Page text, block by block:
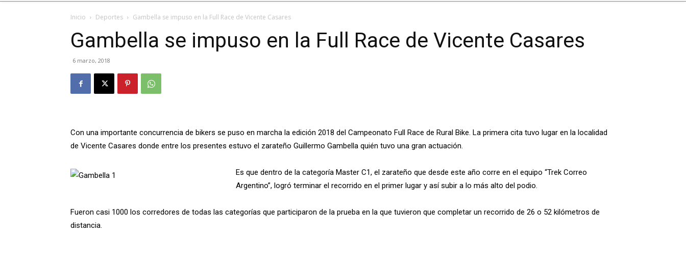
Inicio Deportes Gambella se impuso en la Full Race de Vicente Casares
Gambella se impuso en la Full Race de Vicente Casares
6 marzo, 2018
Con una importante concurrencia de bikers se puso en marcha la edición 2018 del Campeonato Full Race de Rural Bike. La primera cita tuvo lugar en la localidad
de Vicente Casares donde entre los presentes estuvo el zarateño Guillermo Gambella quién tuvo una gran actuación.
Es que dentro de la categoría Master C1, el zarateño que desde este año corre en el equipo “Trek Correo
Argentino”, logró terminar el recorrido en el primer lugar y así subir a lo más alto del podio.
Fueron casi 1000 los corredores de todas las categorías que participaron de la prueba en la que tuvieron que completar un recorrido de 26 o 52 kilómetros de
distancia.